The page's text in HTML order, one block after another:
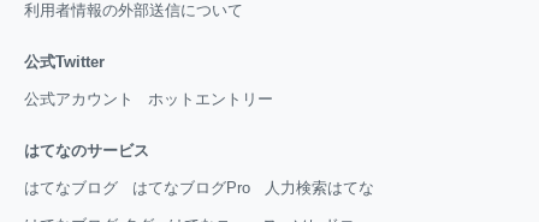
利用者情報の外部送信について
公式Twitter
公式アカウント ホットエントリー
はてなのサービス
はてなブログ はてなブログPro 人力検索はてな